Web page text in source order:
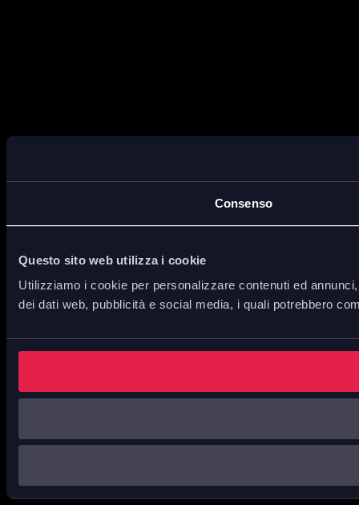
Consenso
Questo sito web utilizza i cookie
Utilizziamo i cookie per personalizzare contenuti ed
dei dati web, pubblicità e social media, i quali potrebbero